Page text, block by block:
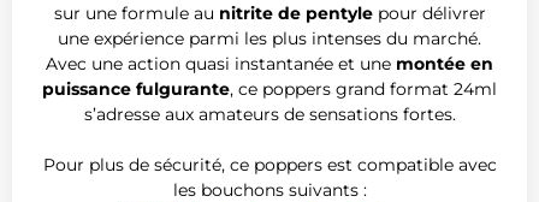
sur une formule au nitrite de pentylepour délivrer
une expérience parmi les plus intenses du marché.
Avec une action quasi instantanée et une montée en
puissance fulgurante, ce poppers grand format 24ml
s’adresse aux amateurs de sensations fortes.
Pour plus de sécurité, ce poppers est compatible avec
les bouchons suivants :